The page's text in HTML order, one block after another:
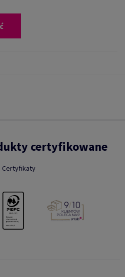
certyfikowane
Certyfikaty